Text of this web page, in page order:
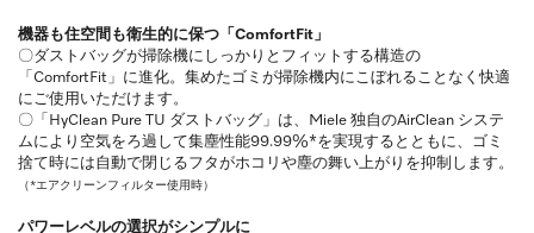
機器も住空間も衛生的に保つ「ComfortFit」
〇ダストバッグが掃除機にしっかりとフィットする構造の
「ComfortFit」に進化。集めたゴミが掃除機内にこぼれることなく快適
にご使用いただけます。
〇「HyClean Pure TU ダストバッグ」は、Miele 独自のAirClean システ
ムにより空気をろ過して集塵性能99.99%*を実現するとともに、ゴミ
捨て時には自動で閉じるフタがホコリや塵の舞い上がりを抑制します。
（*エアクリーンフィルター使用時）
パワーレベルの選択がシンプルに